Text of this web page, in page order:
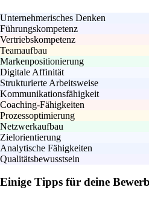
Unternehmerisches Denken
Führungskompetenz
Vertriebskompetenz
Teamaufbau
Markenpositionierung
Digitale Affinität
Strukturierte Arbeitsweise
Kommunikationsfähigkeit
Coaching-Fähigkeiten
Prozessoptimierung
Netzwerkaufbau
Zielorientierung
Analytische Fähigkeiten
Qualitätsbewusstsein
Einige Tipps für deine